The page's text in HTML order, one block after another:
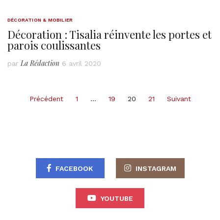
DÉCORATION & MOBILIER
Décoration : Tisalia réinvente les portes et
parois coulissantes
parLa Rédaction 6 avril 2020
Pagination
Précédent 1 … 19 20 21 Suivant
FACEBOOK INSTAGRAM
YOUTUBE